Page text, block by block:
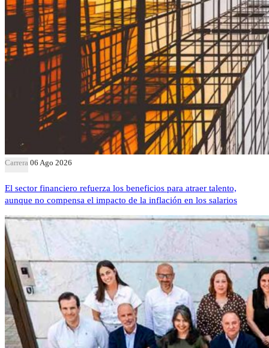
Carrera 06 Ago 2026
El sector financiero refuerza los beneficios para atraer talento,
aunque no compensa el impacto de la inflación en los salarios